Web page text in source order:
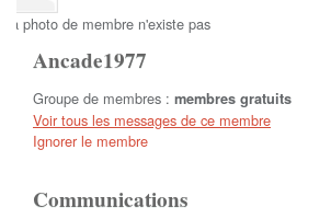
La photo de membre n'existe pas
Ancade1977
Groupe de membres : membres gratuits
Voir tous les messages de ce membre
Ignorer le membre
Communications